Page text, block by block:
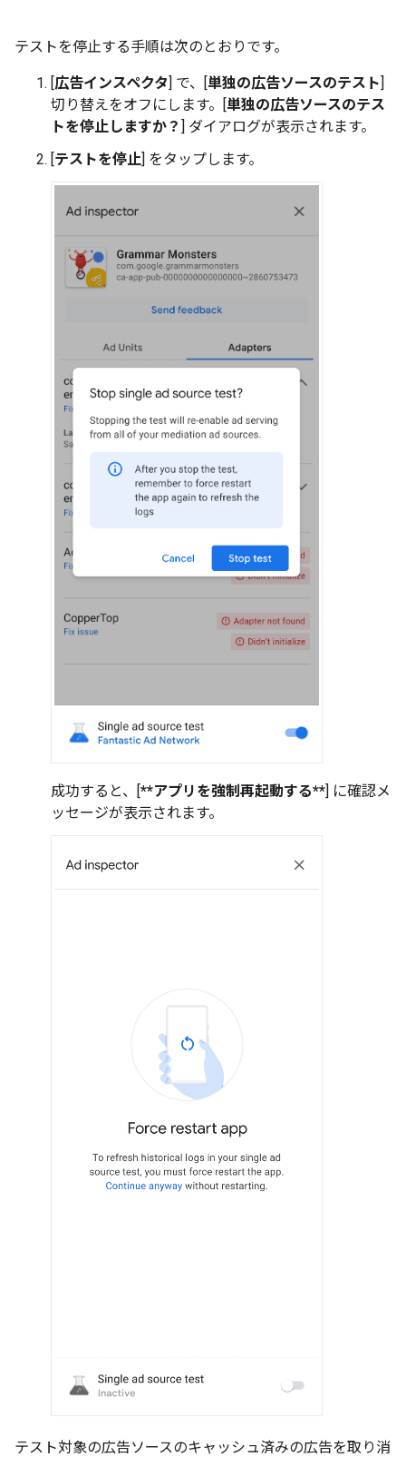
テストを停止する手順は次のとおりです。
広告インスペクタ ] で、[ 単独の広告ソースのテスト
切り替えをオフにします。[ 単独の広告ソースのテス
トを停止しますか？
] ダイアログが表示されます。
テストを停止 ] をタップします。
成功すると、[**アプリを強制再起動する**] に確認メ
ッセージが表示されます。
テスト対象の広告ソースのキャッシュ済みの広告を取り消